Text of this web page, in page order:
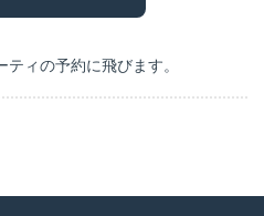
ィの予約に飛びます。